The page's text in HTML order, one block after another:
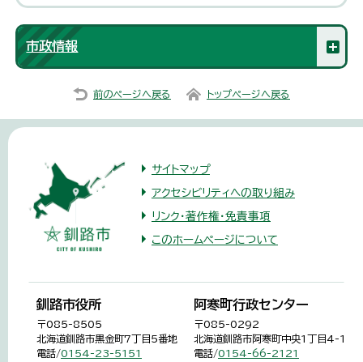
市政情報
前のページへ戻る トップページへ戻る
サイトマップ
アクセシビリティへの取り組み
リンク・著作権・免責事項
このホームページについて
釧路市役所
〒085-8505
北海道釧路市黒金町7丁目5番地
電話/0154-23-5151
阿寒町行政センター
〒085-0292
北海道釧路市阿寒町中央1丁目4-1
電話/0154-66-2121